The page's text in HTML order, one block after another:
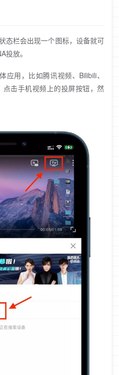
态栏会出现一个图标，设备就可
投放。
应用，比如腾讯视频、Bilibili、
击手机视频上的投屏按钮，然